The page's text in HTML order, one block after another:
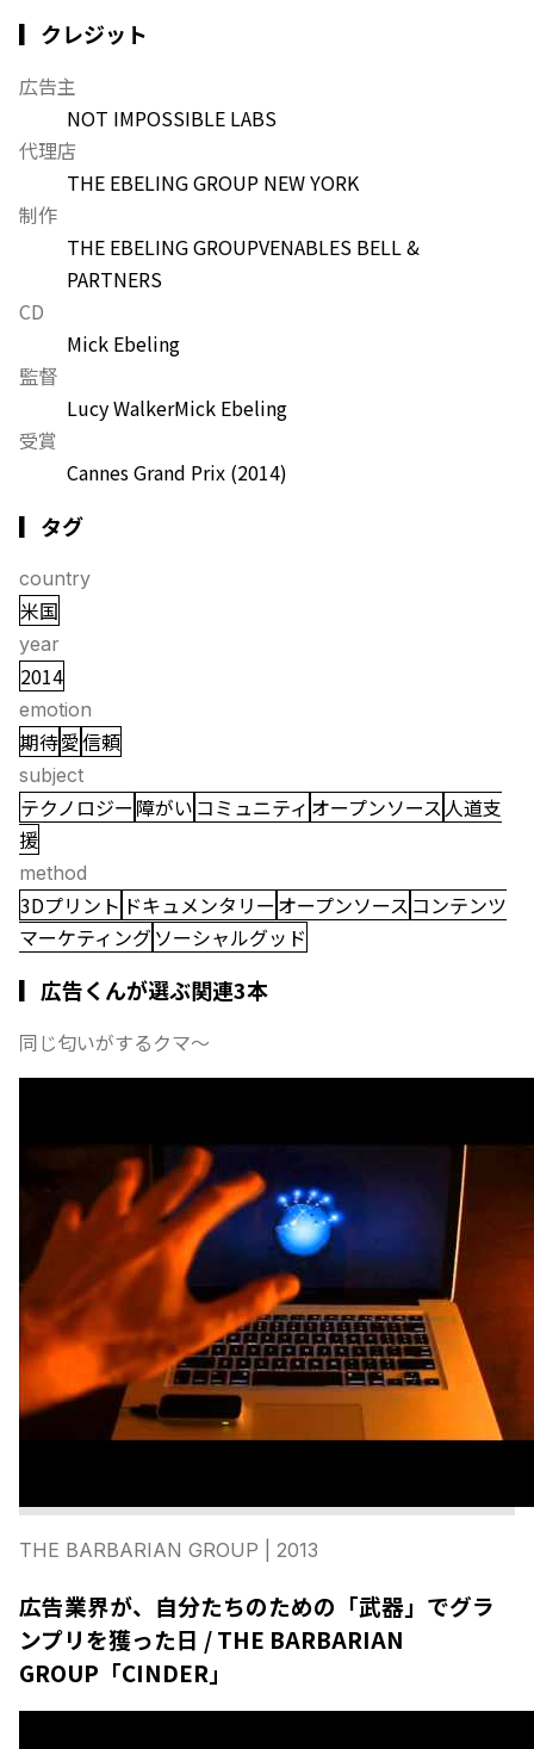
▎クレジット
広告主
NOT IMPOSSIBLE LABS
代理店
THE EBELING GROUP NEW YORK
制作
THE EBELING GROUPVENABLES BELL &
PARTNERS
CD
Mick Ebeling
監督
Lucy WalkerMick Ebeling
受賞
Cannes Grand Prix (2014)
▎タグ
country
米国
year
2014
emotion
期待愛信頼
subject
テクノロジー 障がい コミュニティ オープンソース人道支
援
method
3Dプリント ドキュメンタリー オープンソース コンテンツ
マーケティングソーシャルグッド
▎広告くんが選ぶ関連3本
同じ匂いがするクマ〜
THE BARBARIAN GROUP | 2013
広告業界が、自分たちのための「武器」でグラ
ンプリを獲った日 / THE BARBARIAN
GROUP「CINDER」